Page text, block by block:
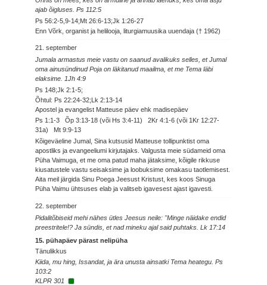
ajab õigluses. Ps 112:5
Ps 56:2-5,9-14;Mt 26:6-13;Jk 1:26-27
Enn Võrk, organist ja helilooja, liturgiamuusika uuendaja († 1962)
21. september
Jumala armastus meie vastu on saanud avalikuks selles, et Jumal
oma ainusündinud Poja on läkitanud maailma, et me Tema läbi
elaksime. 1Jh 4:9
Ps 148;Jk 2:1-5;
Õhtul: Ps 22:24-32;Lk 2:13-14
Apostel ja evangelist Matteuse päev ehk madisepäev
Ps 1:1-3 Õp 3:13-18 (või Hs 3:4-11) 2Kr 4:1-6 (või 1Kr 12:27-
31a) Mt 9:9-13
Kõigeväeline Jumal, Sina kutsusid Matteuse tollipunktist oma
apostliks ja evangeeliumi kirjutajaks. Valgusta meie südameid oma
Püha Vaimuga, et me oma patud maha jätaksime, kõigile rikkuse
kiusatustele vastu seisaksime ja loobuksime omakasu taotlemisest.
Aita meil järgida Sinu Poega Jeesust Kristust, kes koos Sinuga
Püha Vaimu ühtsuses elab ja valitseb igavesest ajast igavesti.
22. september
Pidalitõbiseid mehi nähes ütles Jeesus neile: "Minge näidake endid
preestritele!? Ja sündis, et nad mineku ajal said puhtaks. Lk 17:14
15. pühapäev pärast nelipüha
Tänulikkus
Kiida, mu hing, Issandat, ja ära unusta ainsatki Tema heategu. Ps
103:2
KLPR 301